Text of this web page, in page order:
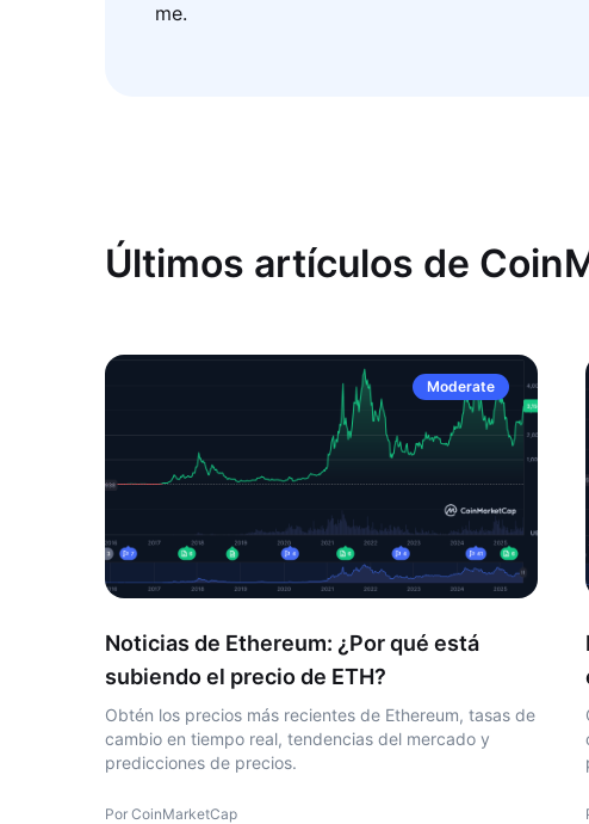
me.
Últimos artículos de
Moderate
Noticias de Ethereum: ¿Por qué está
subiendo el precio de ETH?
Obtén los precios más recientes de Ethereum, tasas de
cambio en tiempo real, tendencias del mercado y
predicciones de precios.
Por CoinMarketCap